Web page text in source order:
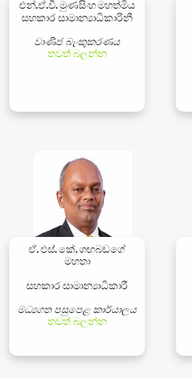
එන්.ඒ.වී. මුණසිංහ මහත්මිය
සහකාර සාමාන්‍යාධිකාරිනී
වාණිජ බැංකුකරණය
තවත් බලන්න
ඒ. එස්. කේ. ගඟබඩගේ
මහතා
සහකාර සාමාන්‍යාධිකාරී
මධ්‍යගත පසුපෙළ කාර්යාලය
තවත් බලන්න